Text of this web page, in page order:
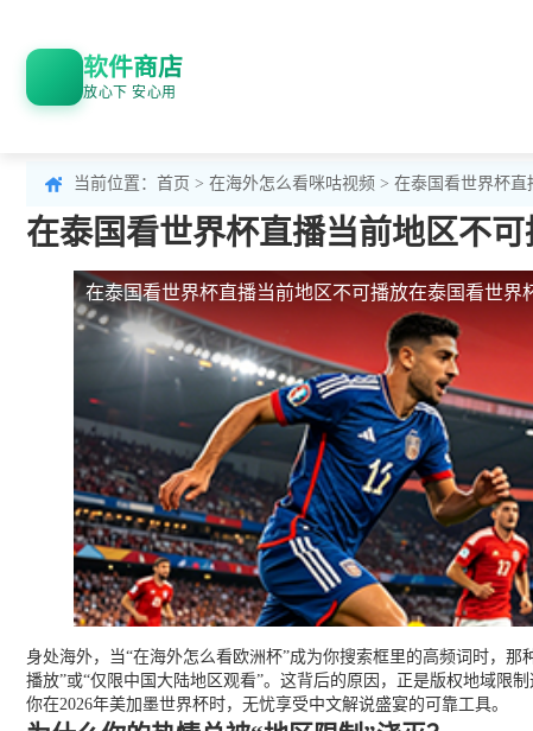
软件商店
放心下 安心用
当前位置： 首页 > 在海外怎么看咪咕视频 > 在泰国看世界杯
在泰国看世界杯直播当前地区不
在泰国看世界杯直播当前地区不可播放在泰国看世界
身处海外，当“在海外怎么看欧洲杯”成为你搜索框里的高频词时，
播放”或“仅限中国大陆地区观看”。这背后的原因，正是版权地域限
你在2026年美加墨世界杯时，无忧享受中文解说盛宴的可靠工具。